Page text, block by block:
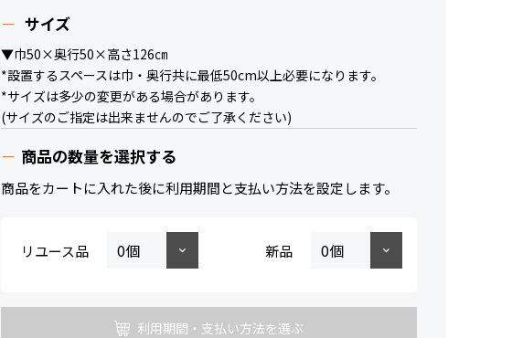
サイズ
▼巾50×奥行50×高さ126㎝
*設置するスペースは巾・奥行共に最低50cm以上必要になります。
*サイズは多少の変更がある場合があります。
(サイズのご指定は出来ませんのでご了承ください)
商品の数量を選択する
商品をカートに入れた後に利用期間と支払い方法を設定します。
リユース品 新品
利用期間・支払い方法を選ぶ